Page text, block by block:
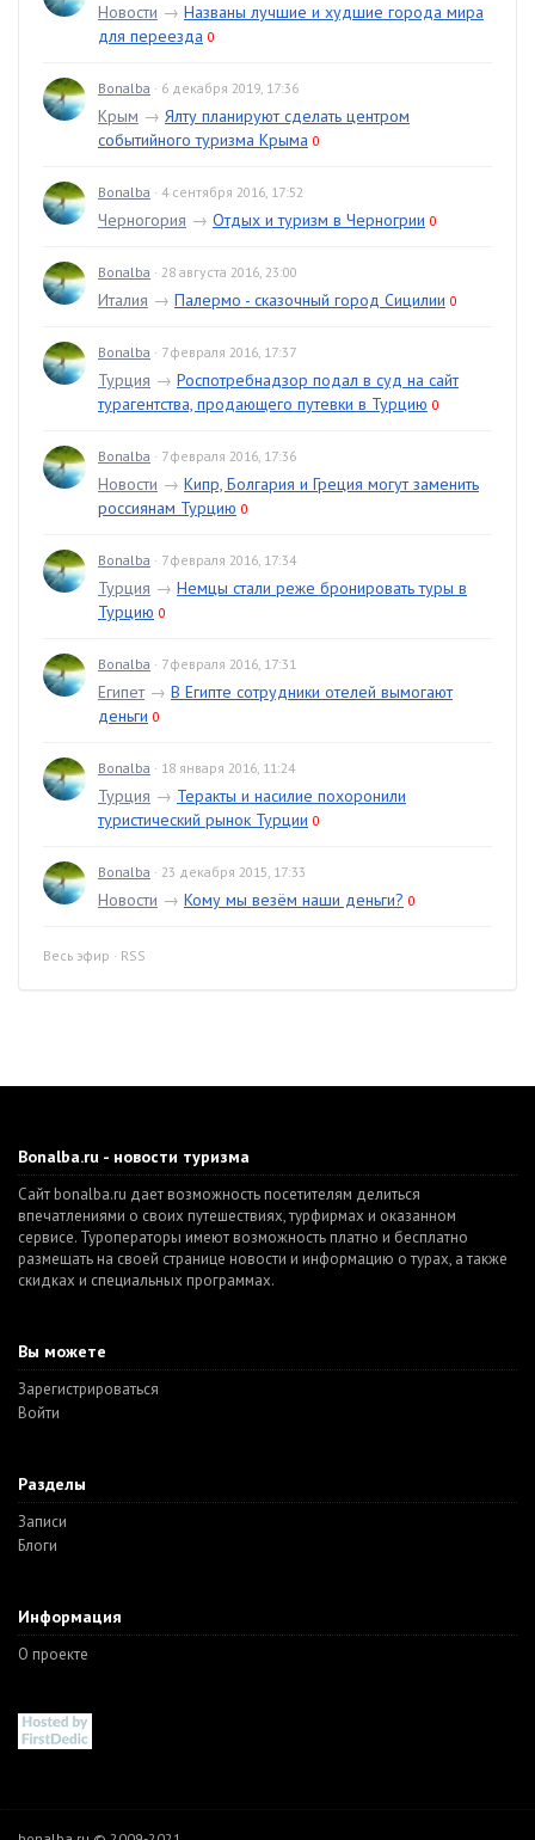
Новости → Названы лучшие и худшие города мира
для переезда 0
Bonalba · 6 декабря 2019, 17:36
Крым → Ялту планируют сделать центром
событийного туризма Крыма 0
Bonalba · 4 сентября 2016, 17:52
Черногория → Отдых и туризм в Черногрии 0
Bonalba · 28 августа 2016, 23:00
Италия → Палермо - сказочный город Сицилии 0
Bonalba · 7 февраля 2016, 17:37
Турция → Роспотребнадзор подал в суд на сайт
турагентства, продающего путевки в Турцию 0
Bonalba · 7 февраля 2016, 17:36
Новости → Кипр, Болгария и Греция могут заменить
россиянам Турцию 0
Bonalba · 7 февраля 2016, 17:34
Турция → Немцы стали реже бронировать туры в
Турцию 0
Bonalba · 7 февраля 2016, 17:31
Египет→ В Египте сотрудники отелей вымогают
деньги 0
Bonalba · 18 января 2016, 11:24
Турция → Теракты и насилие похоронили
туристический рынок Турции 0
Bonalba · 23 декабря 2015, 17:33
Новости → Кому мы везём наши деньги? 0
Весь эфир · RSS
Bonalba.ru - новости туризма
Сайт bonalba.ru дает возможность посетителям делиться
впечатлениями о своих путешествиях, турфирмах и оказанном
сервисе. Туроператоры имеют возможность платно и бесплатно
размещать на своей странице новости и информацию о турах, а также
скидках и специальных программах.
Вы можете
Зарегистрироваться
Войти
Разделы
Записи
Блоги
Информация
О проекте